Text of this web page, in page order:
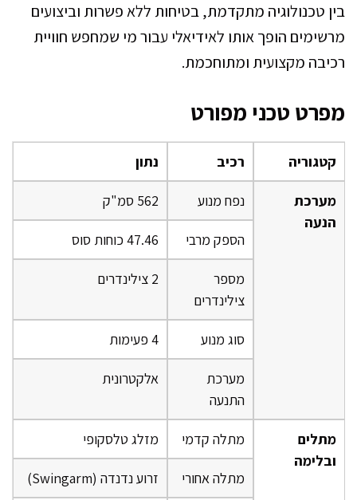
בין טכנולוגיה מתקדמת, בטיחות ללא פשרות וביצועים
מרשימים הופך אותו לאידיאלי עבור מי שמחפש חוויית
רכיבה מקצועית ומתוחכמת.
מפרט טכני מפורט
קטגוריה רכיב נתון
מערכת
הנעה
נפח מנוע 562 סמ"ק
הספק מרבי 47.46 כוחות סוס
מספר
צילינדרים
2 צילינדרים
סוג מנוע 4 פעימות
מערכת
התנעה
אלקטרונית
מתלים
ובלימה
מתלה קדמי מזלג טלסקופי
מתלה אחורי זרוע נדנדה (Swingarm)